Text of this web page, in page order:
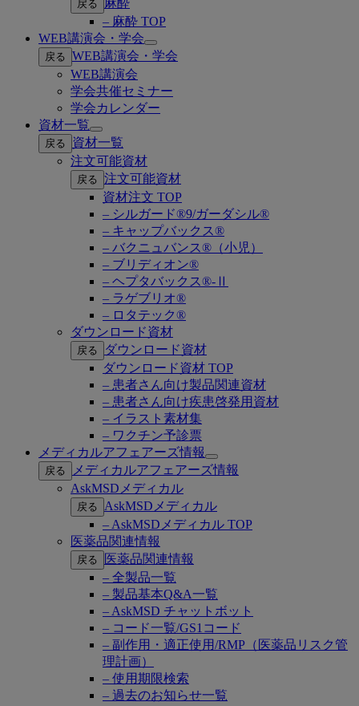
戻る
麻酔
– 麻酔 TOP
WEB講演会・学会
Open
submenu
戻る WEB講演会・学会
WEB講演会
学会共催セミナー
学会カレンダー
資材一覧
Open
submenu
戻る
資材一覧
注文可能資材
戻る 注文可能資材
資材注文 TOP
– シルガード®9/ガーダシル®
– キャップバックス®
– バクニュバンス®（小児）
– ブリディオン®
– ヘプタバックス®-Ⅱ
– ラゲブリオ®
– ロタテック®
ダウンロード資材
戻る
ダウンロード資材
ダウンロード資材 TOP
– 患者さん向け製品関連資材
– 患者さん向け疾患啓発用資材
– イラスト素材集
– ワクチン予診票
メディカルアフェアーズ情報
Open
submenu
戻る
メディカルアフェアーズ情報
AskMSDメディカル
戻る
AskMSDメディカル
– AskMSDメディカル TOP
医薬品関連情報
戻る
医薬品関連情報
– 全製品一覧
– 製品基本Q&A一覧
– AskMSD チャットボット
– コード一覧/GS1コード
– 副作用・適正使用/RMP（医薬品リスク管
理計画）
– 使用期限検索
– 過去のお知らせ一覧